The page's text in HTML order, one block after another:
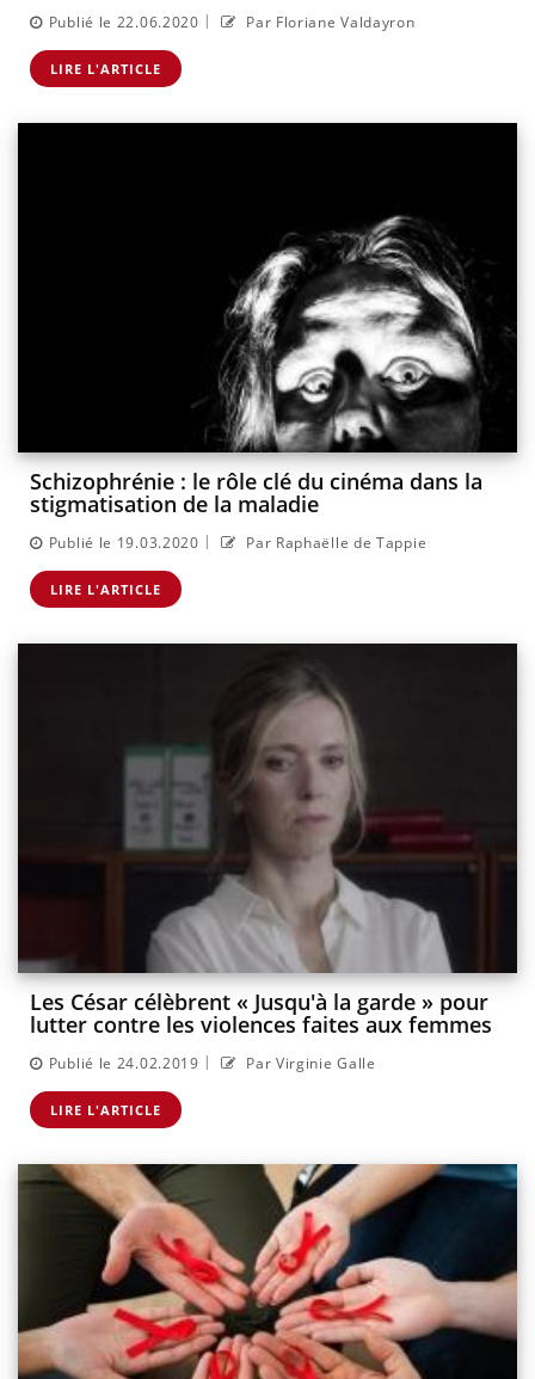
Publié le 22.06.2020 | Par Floriane Valdayron
LIRE L'ARTICLE
Schizophrénie : le rôle clé du cinéma dans la
stigmatisation de la maladie
Publié le 19.03.2020 | Par Raphaëlle de Tappie
LIRE L'ARTICLE
Les César célèbrent « Jusqu'à la garde » pour
lutter contre les violences faites aux femmes
Publié le 24.02.2019 | Par Virginie Galle
LIRE L'ARTICLE